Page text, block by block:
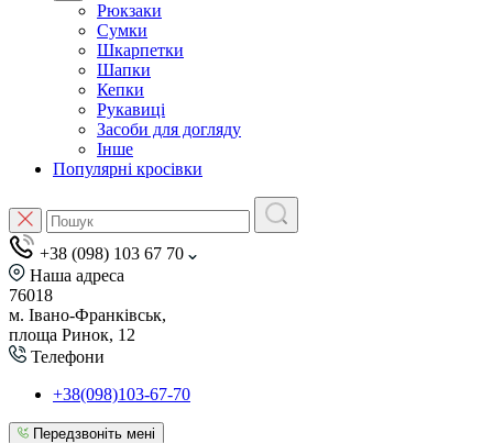
Рюкзаки
Сумки
Шкарпетки
Шапки
Кепки
Рукавиці
Засоби для догляду
Інше
Популярні кросівки
+38 (098) 103 67 70
Наша адреса
76018
м. Івано-Франківськ,
площа Ринок, 12
Телефони
+38(098)103-67-70
Передзвоніть мені